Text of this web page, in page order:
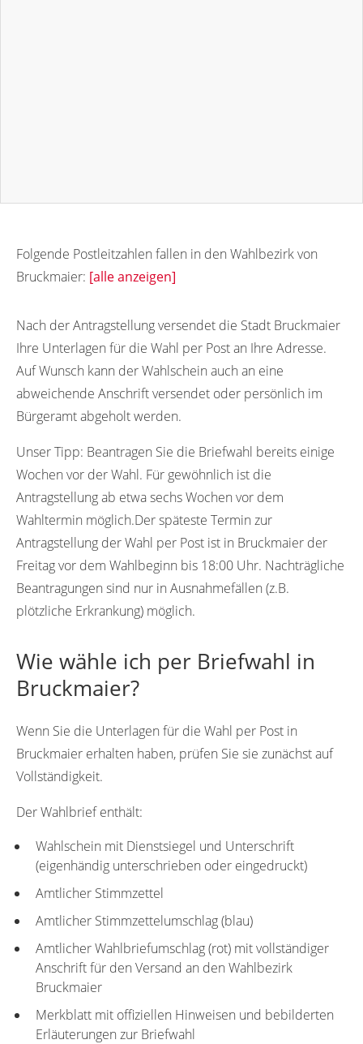
Folgende Postleitzahlen fallen in den Wahlbezirk von
Bruckmaier: [alle anzeigen]
Nach der Antragstellung versendet die Stadt Bruckmaier
Ihre Unterlagen für die Wahl per Post an Ihre Adresse.
Auf Wunsch kann der Wahlschein auch an eine
abweichende Anschrift versendet oder persönlich im
Bürgeramt abgeholt werden.
Unser Tipp: Beantragen Sie die Briefwahl bereits einige
Wochen vor der Wahl. Für gewöhnlich ist die
Antragstellung ab etwa sechs Wochen vor dem
Wahltermin möglich.Der späteste Termin zur
Antragstellung der Wahl per Post ist in Bruckmaier der
Freitag vor dem Wahlbeginn bis 18:00 Uhr. Nachträgliche
Beantragungen sind nur in Ausnahmefällen (z.B.
plötzliche Erkrankung) möglich.
Wie wähle ich per Briefwahl in
Bruckmaier?
Wenn Sie die Unterlagen für die Wahl per Post in
Bruckmaier erhalten haben, prüfen Sie sie zunächst auf
Vollständigkeit.
Der Wahlbrief enthält:
Wahlschein mit Dienstsiegel und Unterschrift
(eigenhändig unterschrieben oder eingedruckt)
Amtlicher Stimmzettel
Amtlicher Stimmzettelumschlag (blau)
Amtlicher Wahlbriefumschlag (rot) mit vollständiger
Anschrift für den Versand an den Wahlbezirk
Bruckmaier
Merkblatt mit offiziellen Hinweisen und bebilderten
Erläuterungen zur Briefwahl